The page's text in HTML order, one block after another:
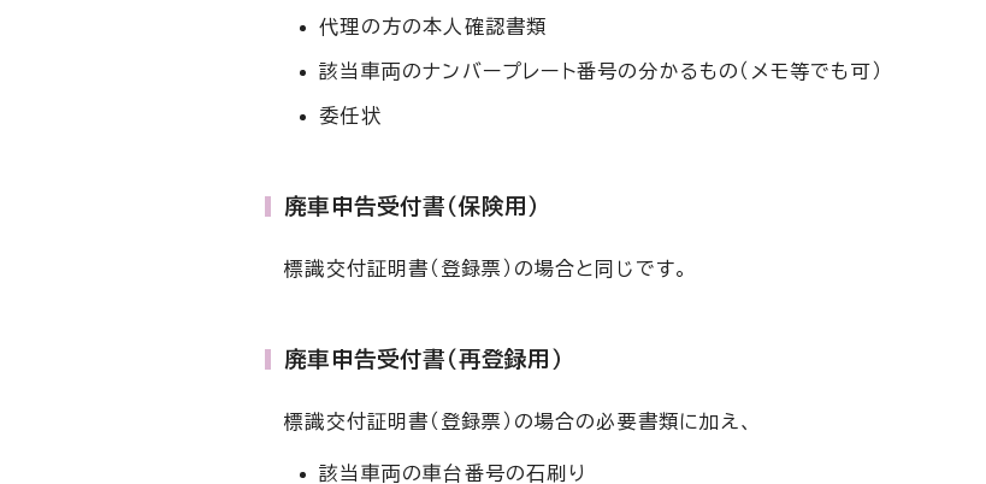
代理の方の本人確認書類
該当車両のナンバープレート番号の分かるもの（メモ等でも可）
委任状
廃車申告受付書（保険用）
標識交付証明書（登録票）の場合と同じです。
廃車申告受付書（再登録用）
標識交付証明書（登録票）の場合の必要書類に加え、
該当車両の車台番号の石刷り